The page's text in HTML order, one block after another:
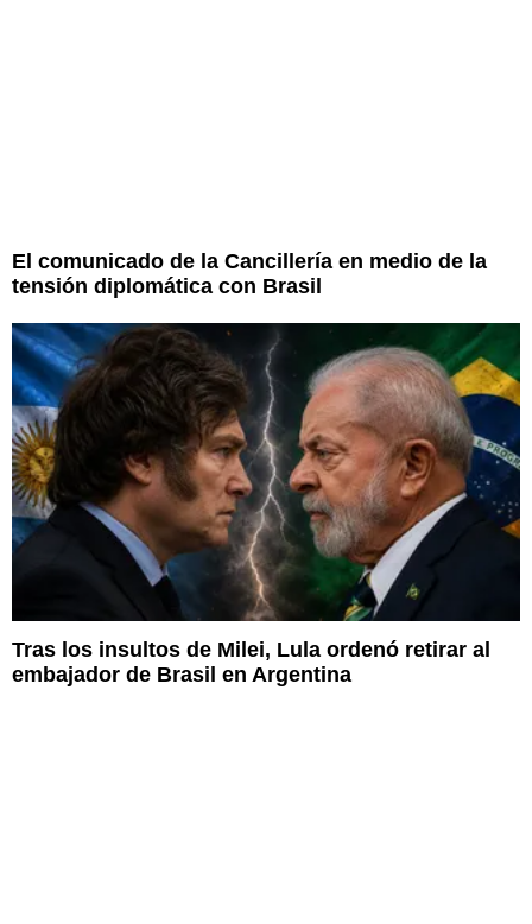
El comunicado de la Cancillería en medio de la
tensión diplomática con Brasil
Tras los insultos de Milei, Lula ordenó retirar al
embajador de Brasil en Argentina